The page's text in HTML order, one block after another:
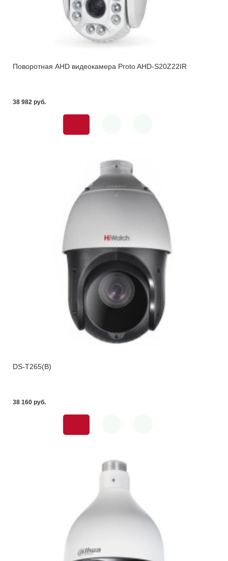
Поворотная AHD видеокамера Proto AHD-S20Z22IR
38 982 pуб.
DS-T265(B)
38 160 pуб.